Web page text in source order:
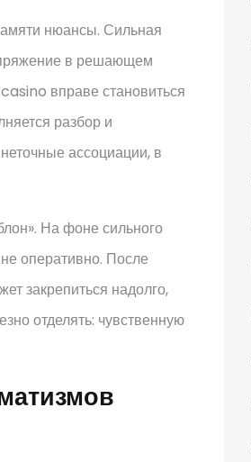
нюансы. Сильная
в решающем
вправе становиться
разбор и
ассоциации, в
На фоне сильного
оперативно. После
закрепиться надолго,
отделять: чувственную